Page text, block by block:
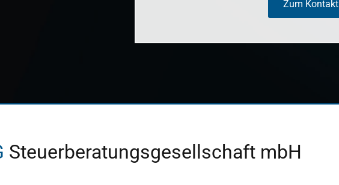
Zum Kontakt
Steuerberatungsgesellschaft mbH